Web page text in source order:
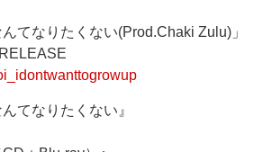
てなりたくない(Prod.Chaki Zulu)」
てなりたくない』